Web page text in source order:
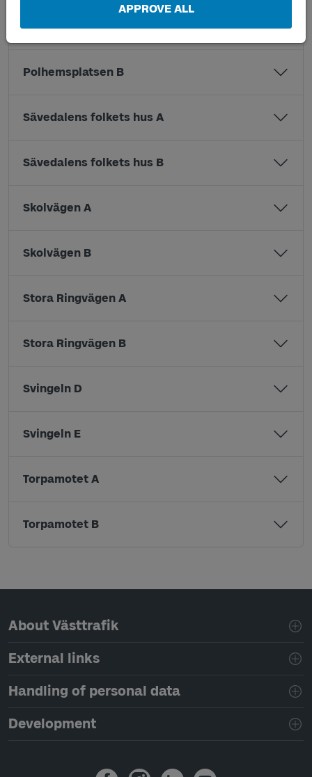
APPROVE ALL
Polhemsplatsen A
Polhemsplatsen B
Sävedalens folkets hus A
Sävedalens folkets hus B
Skolvägen A
Skolvägen B
Stora Ringvägen A
Stora Ringvägen B
Svingeln D
Svingeln E
Torpamotet A
Torpamotet B
Page footer navigation
About Västtrafik
External links
Handling of personal data
Development